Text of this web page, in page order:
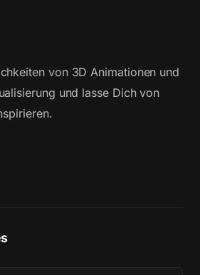
von 3D Animationen und
und lasse Dich von